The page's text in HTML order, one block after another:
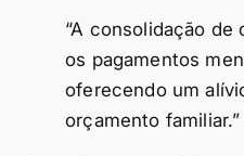
“A consolidação de
os pagamentos
oferecendo um
orçamento